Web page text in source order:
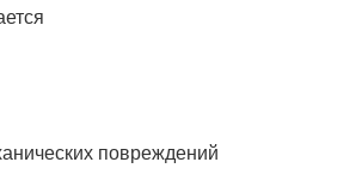
повреждений